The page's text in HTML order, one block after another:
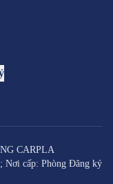
CARPLA
Nơi cấp: Phòng Đăng ký